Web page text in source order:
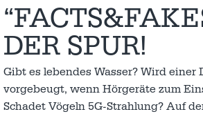
DER SPUR!
Gibt es lebendes Wasser? Wird einer
vorgebeugt, wenn Hörgeräte zum
Schadet Vögeln 5G-Strahlung? Auf